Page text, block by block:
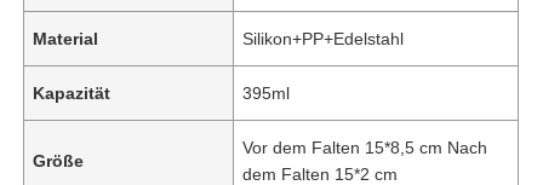
Material Silikon+PP+Edelstahl
Kapazität 395ml
Größe
Vor dem Falten 15*8,5 cm Nach
dem Falten 15*2 cm